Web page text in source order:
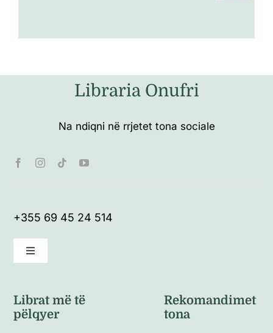
Libraria Onufri
Na ndiqni në rrjetet tona sociale
+355 69 45 24 514
Toggle
Politikat e kthimeve
Librat më të
pëlqyer
Rekomandimet
tona